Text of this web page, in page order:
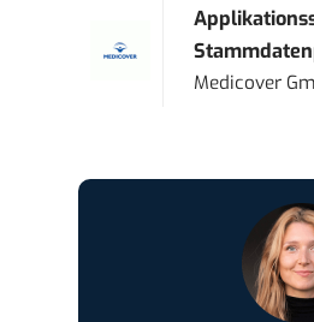
Medicover